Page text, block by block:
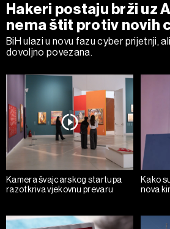
Hakeri postaju brži uz
nema štit protiv novih
BiH ulazi u novu fazu cyber prijetnji,
dovoljno povezana.
Kamera švajcarskog startupa
razotkriva vjekovnu prevaru
Kako
nova